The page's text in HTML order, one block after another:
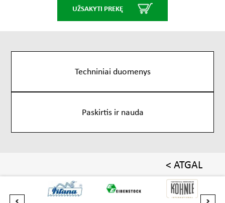
UŽSAKYTI PREKĘ
Techniniai duomenys
Paskirtis ir nauda
< ATGAL